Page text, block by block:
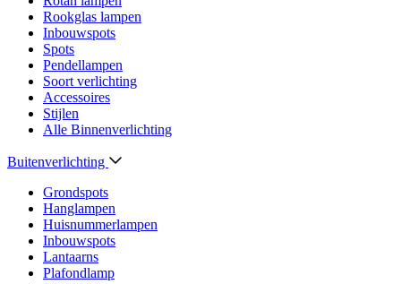
Rookglas lampen
Inbouwspots
Spots
Pendellampen
Soort verlichting
Accessoires
Stijlen
Alle Binnenverlichting
Buitenverlichting
Grondspots
Hanglampen
Huisnummerlampen
Inbouwspots
Lantaarns
Plafondlamp